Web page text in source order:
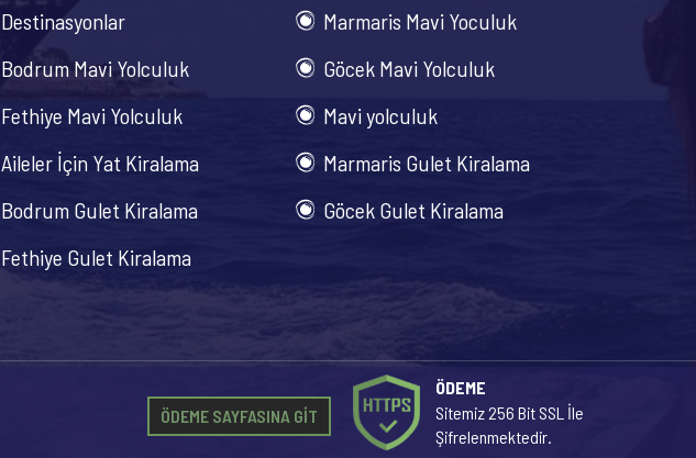
Destinasyonlar
Marmaris Mavi Yoculuk
Bodrum Mavi Yolculuk
Göcek Mavi Yolculuk
Fethiye Mavi Yolculuk
Mavi yolculuk
Aileler İçin Yat Kiralama
Marmaris Gulet Kiralama
Bodrum Gulet Kiralama
Göcek Gulet Kiralama
Fethiye Gulet Kiralama
ÖDEME
Sitemiz 256 Bit SSL İle
Şifrelenmektedir.
ÖDEME SAYFASINA GİT